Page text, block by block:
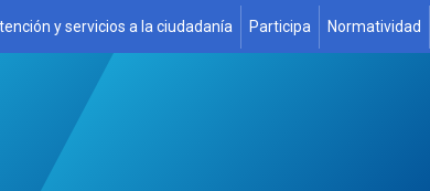
y servicios a la ciudadanía Participa Normatividad